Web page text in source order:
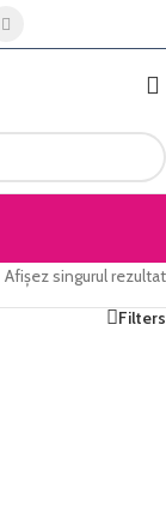
Afișez singurul rezultat
Filters